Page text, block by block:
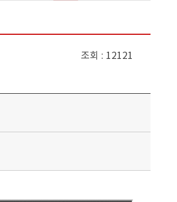
조회 12121